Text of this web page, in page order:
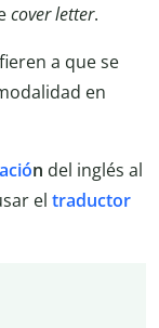
cover letter.
a que se
en
n del inglés al
el traductor